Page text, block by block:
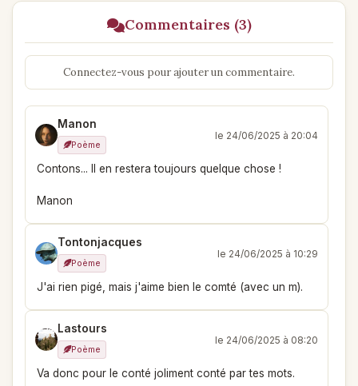
Commentaires (3)
Connectez-vous pour ajouter un commentaire.
Manon
Poème
le 24/06/2025 à 20:04
Contons... Il en restera toujours quelque chose !
Manon
Tontonjacques
Poème
le 24/06/2025 à 10:29
J'ai rien pigé, mais j'aime bien le comté (avec un m).
Lastours
Poème
le 24/06/2025 à 08:20
Va donc pour le conté joliment conté par tes mots.